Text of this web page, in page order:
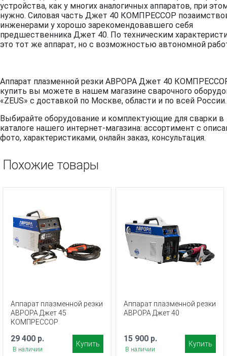
устройства, как у многих аналогичных аппаратов, при
нужно. Силовая часть Джет 40 КОМПРЕССОР
инженерами у хорошо зарекомендовавшего себя
предшественника Джет 40. По техническим
это тот же аппарат, но с возможностью автономной
Аппарат плазменной резки АВРОРА Джет 40
купить вы можете в нашем магазине сварочного
«ZEUS» с доставкой по Москве, области и по всей России.
Выбирайте оборудование и комплектующие для сварки в
каталоге нашего интернет-магазина: ассортимент с
фото, характеристиками, онлайн заказ, консультация.
Похожие товары
Аппарат плазменной резки
АВРОРА Джет 45
КОМПРЕССОР
29 400 р.
В наличии
Купить
Аппарат плазменной резки
АВРОРА Джет 40
15 900 р.
В наличии
Купить